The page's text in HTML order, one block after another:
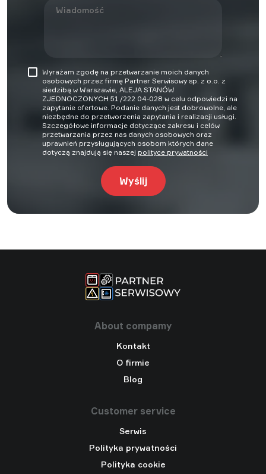
Wyrażam zgodę na przetwarzanie moich danych
osobowych przez firmę Partner Serwisowy sp. z o.o. z
siedzibą w Warszawie, ALEJA STANÓW
ZJEDNOCZONYCH 51 /222 04-028 w celu odpowiedzi na
zapytanie ofertowe. Podanie danych jest dobrowolne, ale
niezbędne do przetworzenia zapytania i realizacji usługi.
Szczegółowe informacje dotyczące zakresu i celów
przetwarzania przez nas danych osobowych oraz
uprawnień przysługujących osobom których dane
dotyczą znajdują się naszej polityce prywatności
About compamy
Kontakt
O firmie
Blog
Customer service
Serwis
Polityka prywatności
Polityka cookie